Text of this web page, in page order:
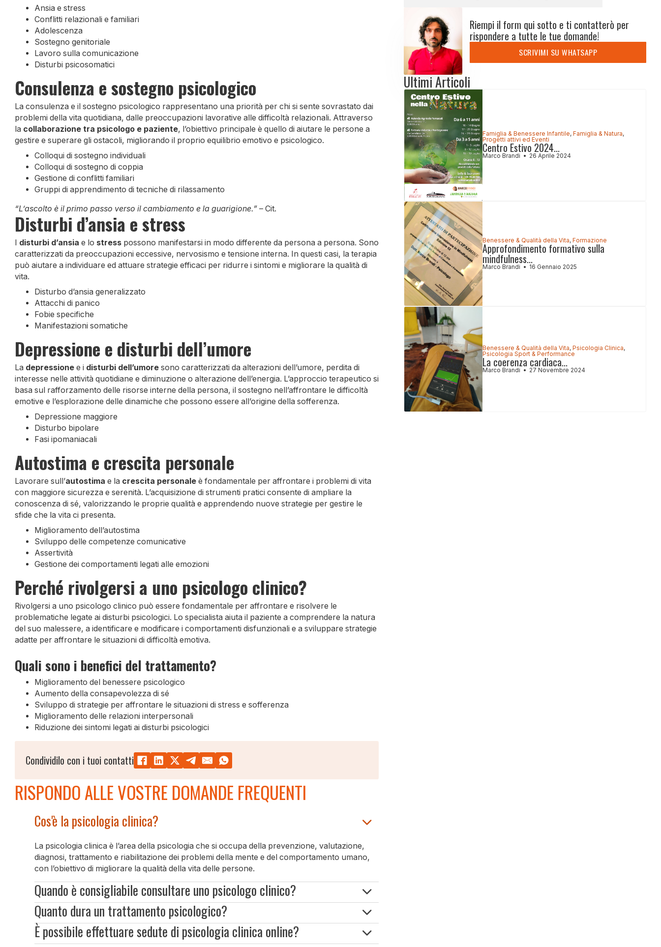
Ansia e stress
Conflitti relazionali e familiari
Adolescenza
Sostegno genitoriale
Lavoro sulla comunicazione
Disturbi psicosomatici
Consulenza e sostegno psicologico
La consulenza e il sostegno psicologico rappresentano una priorità per chi si sente sovrastato dai
problemi della vita quotidiana, dalle preoccupazioni lavorative alle difficoltà relazionali. Attraverso
la collaborazione tra psicologo e paziente, l’obiettivo principale è quello di aiutare le persone a
gestire e superare gli ostacoli, migliorando il proprio equilibrio emotivo e psicologico.
Colloqui di sostegno individuali
Colloqui di sostegno di coppia
Gestione di conflitti familiari
Gruppi di apprendimento di tecniche di rilassamento
“L’ascolto è il primo passo verso il cambiamento e la guarigione.”– Cit.
Disturbi d’ansia e stress
I disturbi d’ansia e lo stresspossono manifestarsi in modo differente da persona a persona. Sono
caratterizzati da preoccupazioni eccessive, nervosismo e tensione interna. In questi casi, la terapia
può aiutare a individuare ed attuare strategie efficaci per ridurre i sintomi e migliorare la qualità di
vita.
Disturbo d’ansia generalizzato
Attacchi di panico
Fobie specifiche
Manifestazioni somatiche
Depressione e disturbi dell’umore
La depressionee i disturbi dell’umoresono caratterizzati da alterazioni dell’umore, perdita di
interesse nelle attività quotidiane e diminuzione o alterazione dell’energia. L’approccio terapeutico si
basa sul rafforzamento delle risorse interne della persona, il sostegno nell’affrontare le difficoltà
emotive e l’esplorazione delle dinamiche che possono essere all’origine della sofferenza.
Depressione maggiore
Disturbo bipolare
Fasi ipomaniacali
Autostima e crescita personale
Lavorare sull’autostima e la crescita personaleè fondamentale per affrontare i problemi di vita
con maggiore sicurezza e serenità. L’acquisizione di strumenti pratici consente di ampliare la
conoscenza di sé, valorizzando le proprie qualità e apprendendo nuove strategie per gestire le
sfide che la vita ci presenta.
Miglioramento dell’autostima
Sviluppo delle competenze comunicative
Assertività
Gestione dei comportamenti legati alle emozioni
Perché rivolgersi a uno psicologo clinico?
Rivolgersi a uno psicologo clinico può essere fondamentale per affrontare e risolvere le
problematiche legate ai disturbi psicologici. Lo specialista aiuta il paziente a comprendere la natura
del suo malessere, a identificare e modificare i comportamenti disfunzionali e a sviluppare strategie
adatte per affrontare le situazioni di difficoltà emotiva.
Quali sono i benefici del trattamento?
Miglioramento del benessere psicologico
Aumento della consapevolezza di sé
Sviluppo di strategie per affrontare le situazioni di stress e sofferenza
Miglioramento delle relazioni interpersonali
Riduzione dei sintomi legati ai disturbi psicologici
Condividilo con i tuoi contatti
RISPONDO ALLE VOSTRE DOMANDE FREQUENTI
Cos'è la psicologia clinica?
La psicologia clinica è l’area della psicologia che si occupa della prevenzione, valutazione,
diagnosi, trattamento e riabilitazione dei problemi della mente e del comportamento umano,
con l’obiettivo di migliorare la qualità della vita delle persone.
Quando è consigliabile consultare uno psicologo clinico?
È consigliabile consultare uno psicologo clinico quando si avverte un disagio persistente
legato al proprio benessere emotivo, quando ci si sente sopraffatti dai problemi, o quando si
manifestano sintomi che influenzano negativamente la qualità della propria vita (ad esempio,
Quanto dura un trattamento psicologico?
La durata di un trattamento varia in base alle esigenze e alle problematiche di ciascun
È possibile effettuare sedute di psicologia clinica online?
Riempi il form qui sotto e ti contatterò per
rispondere a tutte le tue domande!
SCRIVIMI SU WHATSAPP
Ultimi Articoli
Famiglia & Benessere Infantile,Famiglia & Natura,
Progetti attivi ed Eventi
Centro Estivo 2024...
Marco Brandi 26 Aprile 2024
Benessere & Qualità della Vita,Formazione
Approfondimento formativo sulla
mindfulness...
Marco Brandi 16 Gennaio 2025
Benessere & Qualità della Vita,Psicologia Clinica,
Psicologia Sport & Performance
La coerenza cardiaca...
Marco Brandi 27 Novembre 2024